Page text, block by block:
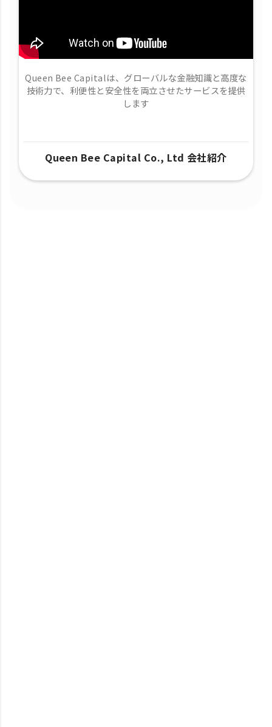
Queen Bee Capitalは、グローバルな金融知識と高度な
技術力で、​利便性と安全性を両立させたサービスを提供
します
Queen Bee Capital Co., Ltd 会社紹介